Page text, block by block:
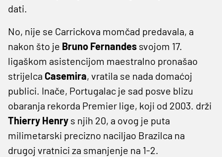
dati.
No, nije se Carrickova momčad predavala, a
nakon što je Bruno Fernandes svojom 17.
ligaškom asistencijom maestralno pronašao
strijelca Casemira, vratila se nada domaćoj
publici. Inače, Portugalac je sad posve blizu
obaranja rekorda Premier lige, koji od 2003. drži
Thierry Henry s njih 20, a ovog je puta
milimetarski precizno naciljao Brazilca na
drugoj vratnici za smanjenje na 1-2.